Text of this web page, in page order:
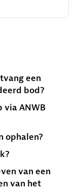
een
bod?
via ANWB
ophalen?
van een
van het